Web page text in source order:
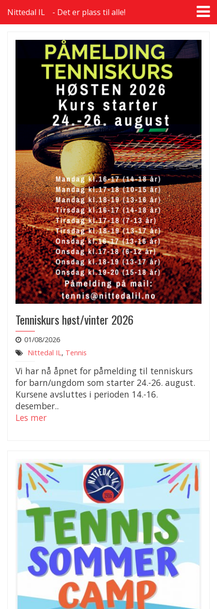
Nittedal IL Det er plass til alle!
Tenniskurs høst/vinter 2026
01/08/2026
Nittedal IL, Tennis
Vi har nå åpnet for påmelding til tenniskurs
for barn/ungdom som starter 24.-26. august.
Kursene avsluttes i perioden 14.-16.
desember..
Les mer